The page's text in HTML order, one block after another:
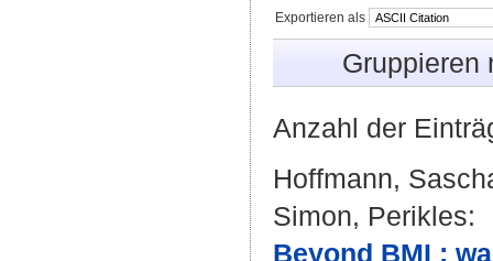
Exportieren als
Anzahl der
Hoffmann,
Simon, Perikles:
Beyond BMI :